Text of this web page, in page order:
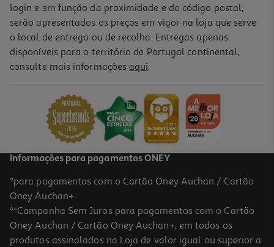
Placa Cinzenta Lego Classic 11024
14,99 €
login e em função da proximidade e do código postal,
serão apresentados os preços em vigor na loja que serve
o local de entrega ou de recolha. Entregas apenas
disponíveis para o território de Portugal continental,
consulte mais informações aqui.
Informações para pagamentos ONEY
*para pagamentos com o Cartão Oney Auchan / Cartão
Oney Auchan+.
**Campanha Sem Juros para pagamentos com o Cartão
Oney Auchan / Cartão Oney Auchan+, em todos os
produtos assinalados na Loja de valor igual ou superior a